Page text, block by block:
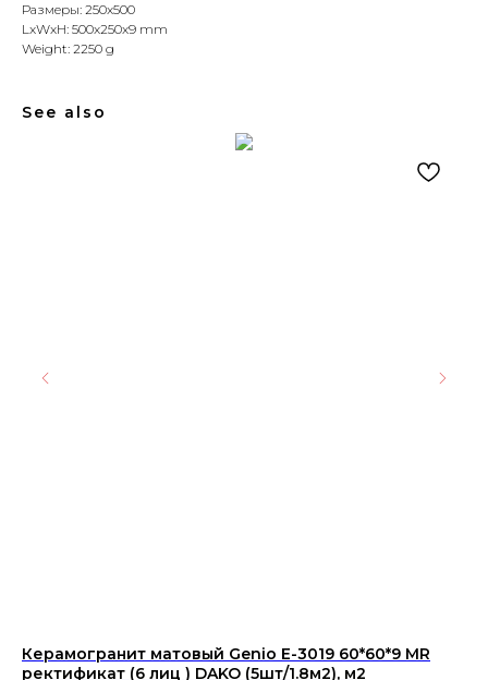
Размеры: 250x500
LxWxH: 500x250x9 mm
Weight: 2250 g
See also
Керамогранит матовый Genio E-3019 60*60*9 MR
ректификат (6 лиц ) DAKO (5шт/1.8м2), м2